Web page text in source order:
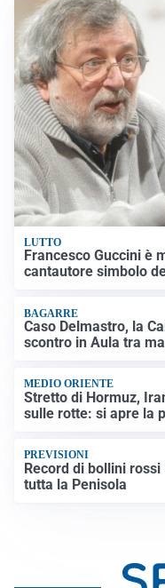
LUTTO
Francesco Guccini è
cantautore simbolo
BAGARRE
Caso Delmastro, la
scontro in Aula tra
MEDIO ORIENTE
Stretto di Hormuz,
sulle rotte: si apre la
PREVISIONI
Record di bollini
tutta la Penisola